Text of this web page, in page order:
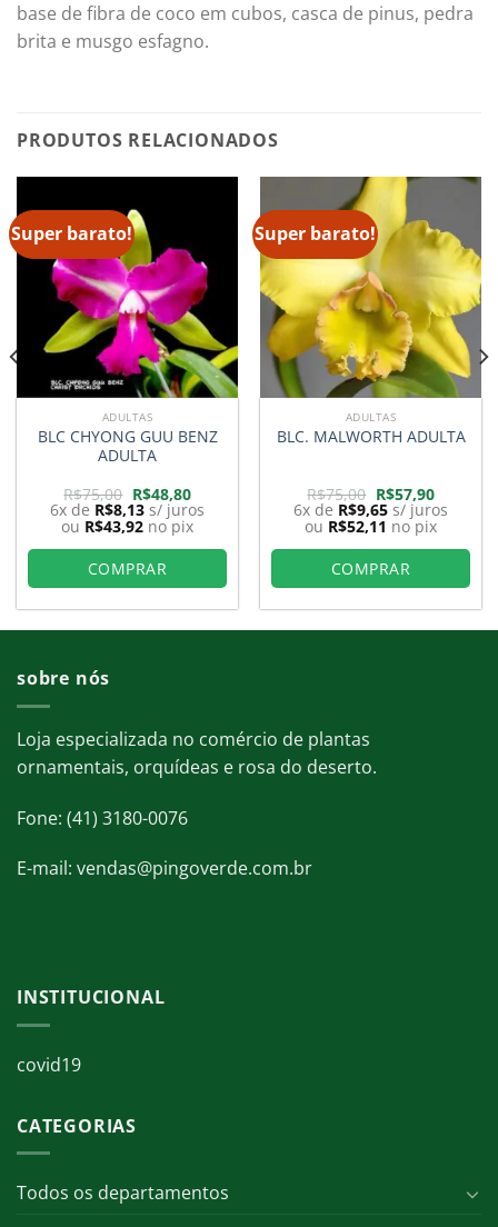
base de fibra de coco em cubos, casca de pinus, pedra
brita e musgo esfagno.
PRODUTOS RELACIONADOS
Super barato!
ADULTAS
BLC CHYONG GUU BENZ
ADULTA
R$75,00 O
preço
original
era:
R$75,00.
R$48,80O
preço
atual
é:
R$48,80.
6x de R$8,13 s/ juros
ou R$43,92 no pix
COMPRAR
Super barato!
ADULTAS
BLC. MALWORTH ADULTA
R$75,00 O
preço
original
era:
R$75,00.
R$57,90O
preço
atual
é:
R$57,90.
6x de R$9,65 s/ juros
ou R$52,11 no pix
COMPRAR
sobre nós
Loja especializada no comércio de plantas
ornamentais, orquídeas e rosa do deserto.
Fone: (41) 3180-0076
E-mail: vendas@pingoverde.com.br
INSTITUCIONAL
covid19
CATEGORIAS
Todos os departamentos